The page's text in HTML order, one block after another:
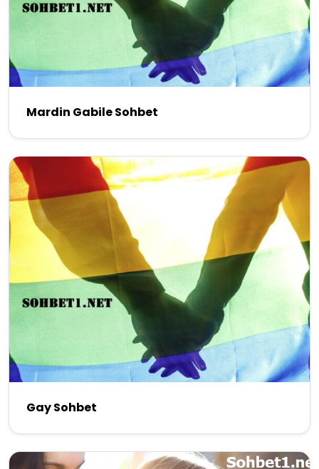
Mardin Gabile Sohbet
Gay Sohbet